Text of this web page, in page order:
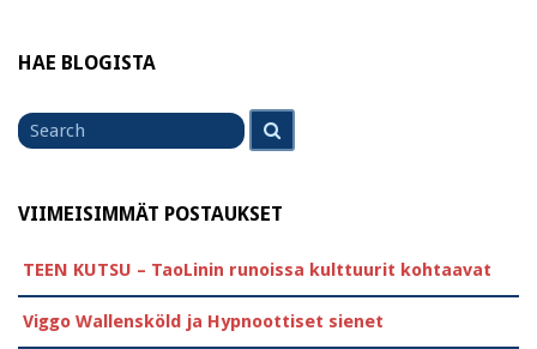
HAE BLOGISTA
for
VIIMEISIMMÄT POSTAUKSET
TEEN KUTSU – TaoLinin runoissa kulttuurit kohtaavat
Viggo Wallensköld ja Hypnoottiset sienet